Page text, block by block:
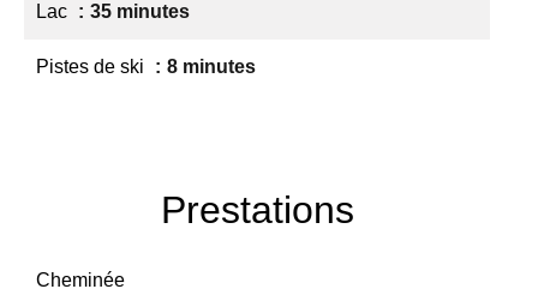
Lac 35 minutes
Pistes de ski 8 minutes
Prestations
Cheminée